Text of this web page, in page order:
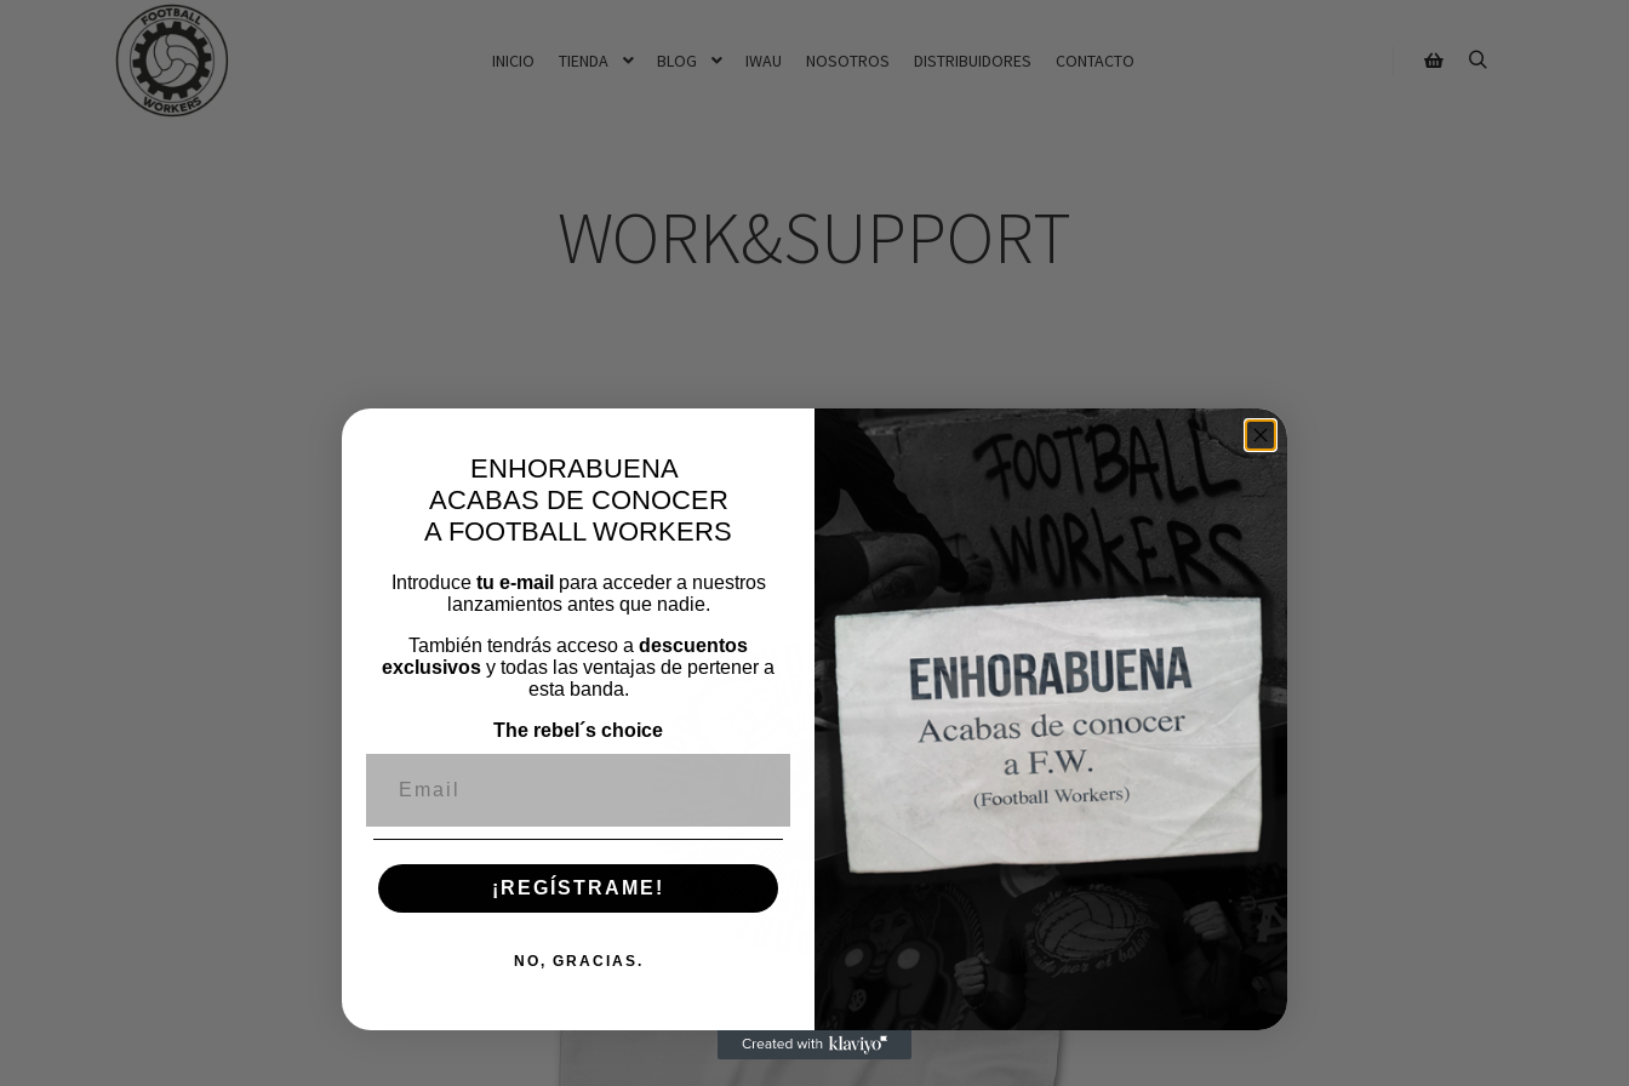
INICIO TIENDA BLOG IWAU NOSOTROS DISTRIBUIDORES CONTACTO
WORK&SUPPORT
ENHORABUENA
ACABAS DE CONOCER
A FOOTBALL WORKERS
Introduce tu e-mail para acceder a nuestros
lanzamientos antes que nadie.
También tendrás acceso a descuentos
exclusivos y todas las ventajas de pertener a
esta banda.
The rebel´s choice
¡REGÍSTRAME!
NO, GRACIAS.